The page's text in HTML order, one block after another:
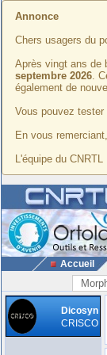
Annonce
Chers usagers du
Après vingt ans de
septembre 2026.
également de
Vous pouvez
En vous remerciant,
L'équipe du CNRTL
Accueil
Dicosyn
CRISCO